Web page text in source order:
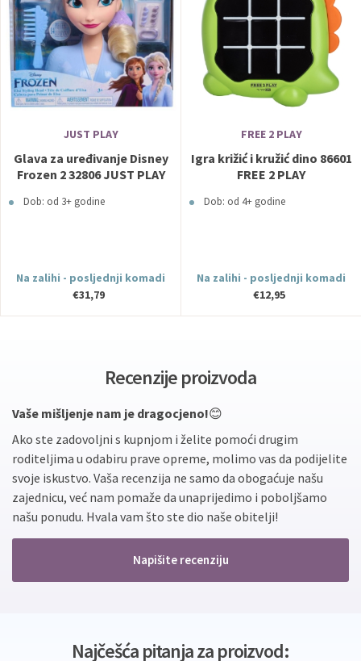
JUST PLAY
Glava za uređivanje Disney
Frozen 2 32806 JUST PLAY
Dob: od 3+ godine
Na zalihi - posljednji komadi
€31,79
FREE 2 PLAY
Igra križić i kružić dino 86601
FREE 2 PLAY
Dob: od 4+ godine
Na zalihi - posljednji komadi
€12,95
Recenzije proizvoda
Vaše mišljenje nam je dragocjeno!😊
Ako ste zadovoljni s kupnjom i želite pomoći drugim
roditeljima u odabiru prave opreme, molimo vas da podijelite
svoje iskustvo. Vaša recenzija ne samo da obogaćuje našu
zajednicu, već nam pomaže da unaprijedimo i poboljšamo
našu ponudu. Hvala vam što ste dio naše obitelji!
Napišite recenziju
Najčešća pitanja za proizvod: